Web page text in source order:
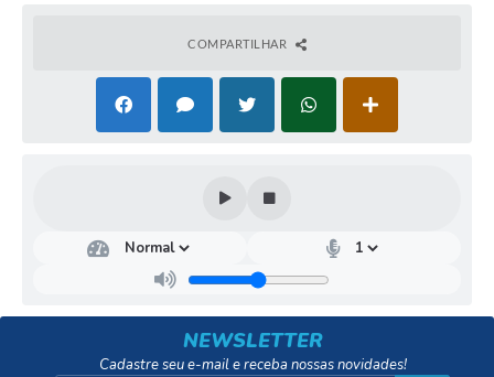
etar
COMPARTILHAR
NEWSLETTER
Cadastre seu e-mail e receba nossas novidades!